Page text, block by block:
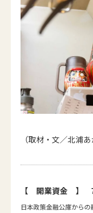
（取材・文／北浦
【 開業資金 】
日本政策金融公庫から